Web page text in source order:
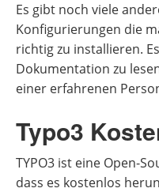
Es gibt noch viele
Konfigurierungen die
richtig zu installieren.
Dokumentation zu
einer erfahrenen
Typo3
TYPO3 ist eine Open-
dass es kostenlos